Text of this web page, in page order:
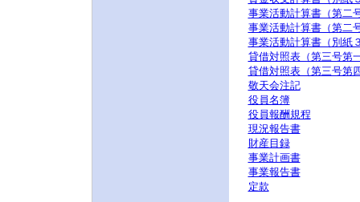
事業活動計算書（第二
事業活動計算書（第二
事業活動計算書（別紙
貸借対照表（第三号第
貸借対照表（第三号第
敬天会注記
役員名簿
役員報酬規程
現況報告書
財産目録
事業計画書
事業報告書
定款